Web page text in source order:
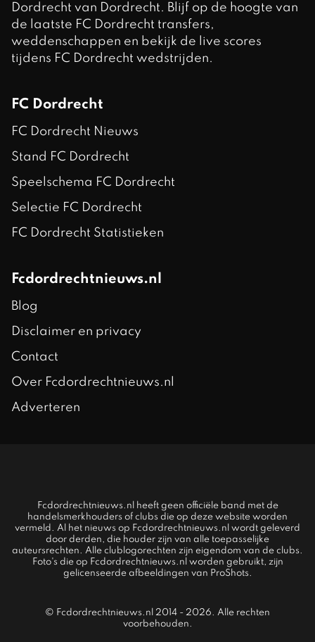
Dordrecht van Dordrecht. Blijf op de hoogte van
de laatste FC Dordrecht transfers,
weddenschappen en bekijk de live scores
tijdens FC Dordrecht wedstrijden.
FC Dordrecht
FC Dordrecht Nieuws
Stand FC Dordrecht
Speelschema FC Dordrecht
Selectie FC Dordrecht
FC Dordrecht Statistieken
Fcdordrechtnieuws.nl
Blog
Disclaimer en privacy
Contact
Over Fcdordrechtnieuws.nl
Adverteren
Fcdordrechtnieuws.nl heeft geen officiële band met de
handelsmerkhouders of clubs die op deze website worden
vermeld. Al het nieuws op Fcdordrechtnieuws.nl wordt geleverd
door derden, die houder zijn van alle toepasselijke
auteursrechten. Alle clublogorechten zijn eigendom van de clubs.
Foto's die op Fcdordrechtnieuws.nl worden gebruikt, zijn
gelicenseerde afbeeldingen van ProShots.
© Fcdordrechtnieuws.nl 2014 - 2026. Alle rechten
voorbehouden.